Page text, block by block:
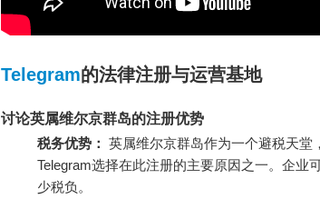
Telegram的法律注册与运营基地
讨论英属维尔京群岛的注册优势
税务优势： 英属维尔京群岛作为一个避税天堂
Telegram选择在此注册的主要原因之一。企业
少税负。